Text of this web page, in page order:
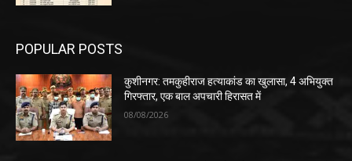
POPULAR POSTS
कुशीनगर: तमकुहीराज हत्याकांड का खुलासा, 4 अभियुक्त
गिरफ्तार, एक बाल अपचारी हिरासत में
08/08/2026